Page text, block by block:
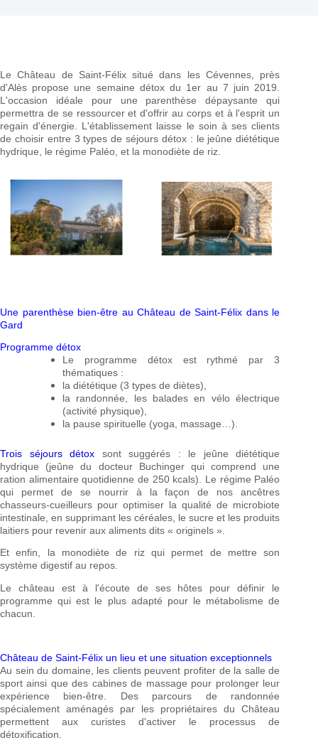
Le Château de Saint-Félix situé dans les Cévennes, près
d'Alès propose une semaine détox du 1er au 7 juin 2019.
L'occasion idéale pour une parenthèse dépaysante qui
permettra de se ressourcer et d'offrir au corps et à l'esprit un
regain d'énergie. L'établissement laisse le soin à ses clients
de choisir entre 3 types de séjours détox : le jeûne diététique
hydrique, le régime Paléo, et la monodiète de riz.
Une parenthèse bien-être au Château de Saint-Félix dans le
Gard
Programme détox
Le programme détox est rythmé par 3
thématiques :
la diététique (3 types de diètes),
la randonnée, les balades en vélo électrique
(activité physique),
la pause spirituelle (yoga, massage…).
Trois séjours détox sont suggérés : le jeûne diététique
hydrique (jeûne du docteur Buchinger qui comprend une
ration alimentaire quotidienne de 250 kcals). Le régime Paléo
qui permet de se nourrir à la façon de nos ancêtres
chasseurs-cueilleurs pour optimiser la qualité de microbiote
intestinale, en supprimant les céréales, le sucre et les produits
laitiers pour revenir aux aliments dits « originels ».
Et enfin, la monodiète de riz qui permet de mettre son
système digestif au repos.
Le château est à l'écoute de ses hôtes pour définir le
programme qui est le plus adapté pour le métabolisme de
chacun.
Château de Saint-Félix un lieu et une situation exceptionnels
Au sein du domaine, les clients peuvent profiter de la salle de
sport ainsi que des cabines de massage pour prolonger leur
expérience bien-être. Des parcours de randonnée
spécialement aménagés par les propriétaires du Château
permettent aux curistes d'activer le processus de
détoxification.